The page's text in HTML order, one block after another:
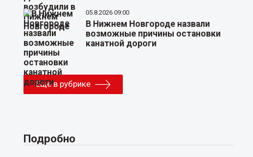
05.8.2026 09:00
В Нижнем Новгороде назвали
возможные причины остановки
канатной дороги
Еще в рубрике
Подробно